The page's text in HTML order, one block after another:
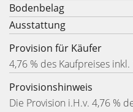
Bodenbelag
Ausstattung
Provision für Käufer
4,76 % des Kaufpreises
Provisionshinweis
Die Provision i.H.v. 4,76 %